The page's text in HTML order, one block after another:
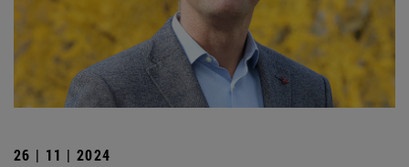
26 | 11 | 2024